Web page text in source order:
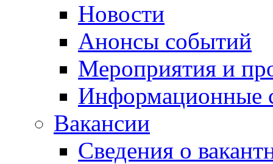
Новости
Анонсы событий
Мероприятия и
Информационные
Вакансии
Сведения о